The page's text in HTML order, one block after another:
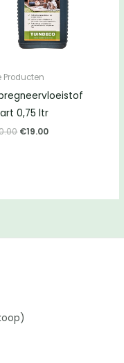
Producten
0,75 ltr
Oorspronkelijke
€19.00Huidige